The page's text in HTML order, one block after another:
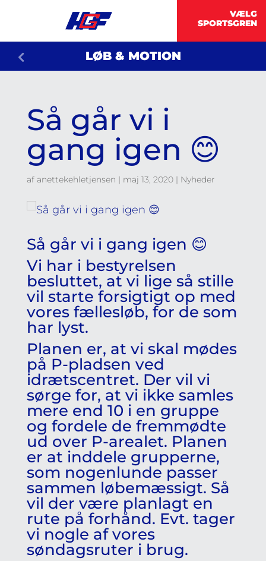
LØB & MOTION
Så går vi i
gang igen 😊
af anettekehletjensen | maj 13, 2020| Nyheder
Så går vi i gang igen 😊
Vi har i bestyrelsen
besluttet, at vi lige så stille
vil starte forsigtigt op med
vores fællesløb, for de som
har lyst.
Planen er, at vi skal mødes
på P-pladsen ved
idrætscentret. Der vil vi
sørge for, at vi ikke samles
mere end 10 i en gruppe
og fordele de fremmødte
ud over P-arealet. Planen
er at inddele grupperne,
som nogenlunde passer
sammen løbemæssigt. Så
vil der være planlagt en
rute på forhånd. Evt. tager
vi nogle af vores
søndagsruter i brug.